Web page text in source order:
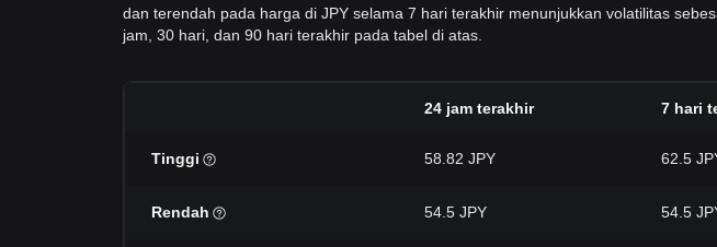
dan terendah pada harga di JPY selama 7 hari terakhir menunjukkan volatilitas
jam, 30 hari, dan 90 hari terakhir pada tabel di atas.
24 jam terakhir 7 hari
Tinggi 58.82 JPY 62.5
Rendah 54.5 JPY 54.5